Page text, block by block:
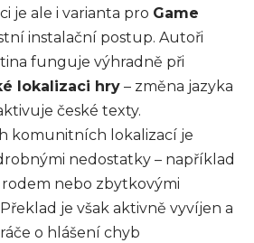
je ale i varianta pro Game
instalační postup. Autoři
funguje výhradně při
lokalizaci hry – změna jazyka
české texty.
komunitních lokalizací je
nedostatky – například
rodem nebo zbytkovými
je však aktivně vyvíjen a
o hlášení chyb